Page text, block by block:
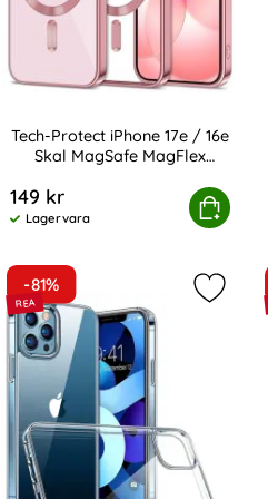
Tech-Protect iPhone 17e / 16e
Skal MagSafe MagFlex
149 kr
Tillgänglighet:
Lagervara
Köp
iPhone 17e / 16e Skal
-81%